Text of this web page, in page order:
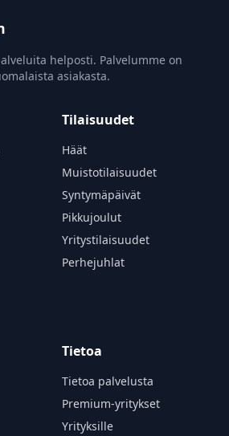
helposti. Palvelumme on
asiakasta.
Tilaisuudet
Häät
Muistotilaisuudet
Syntymäpäivät
Pikkujoulut
Yritystilaisuudet
Perhejuhlat
Tietoa
Tietoa palvelusta
Premium-yritykset
Yrityksille